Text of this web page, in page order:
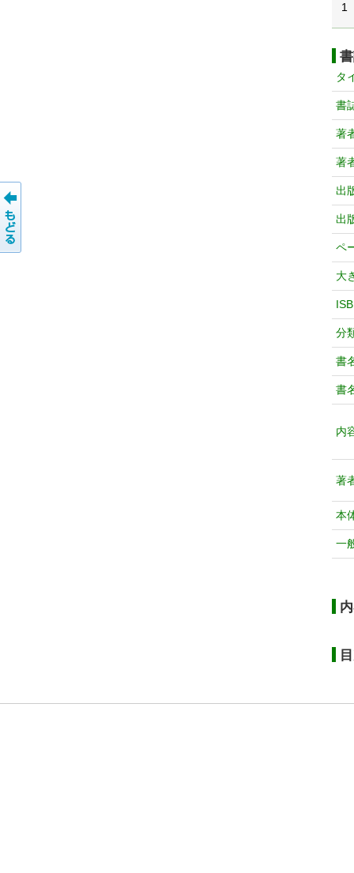
1
タ
書
著
著
出
出
ペ
大
分
書
書
内
著
本
一